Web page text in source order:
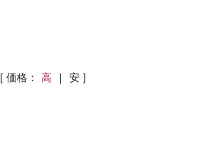
[ 価格：高 ｜ 安 ]